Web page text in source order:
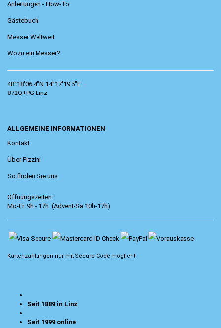
Anleitungen - How-To
Gästebuch
Messer Weltweit
Wozu ein Messer?
48°18'06.4"N 14°17'19.5"E
872Q+PG Linz
ALLGEMEINE INFORMATIONEN
Kontakt
Über Pizzini
So finden Sie uns
Öffnungszeiten:
Mo-Fr. 9h - 17h (Advent-Sa.10h-17h)
Kartenzahlungen nur mit Secure-Code möglich!
Seit 1889 in Linz
Seit 1999 online